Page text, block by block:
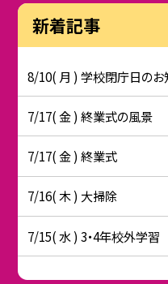
新着記事
8/10( 月 ) 学校閉庁日のお
7/17( 金 ) 終業式の風景
7/17( 金 ) 終業式
7/16( 木 ) 大掃除
7/15( 水 ) 3・4年校外学習